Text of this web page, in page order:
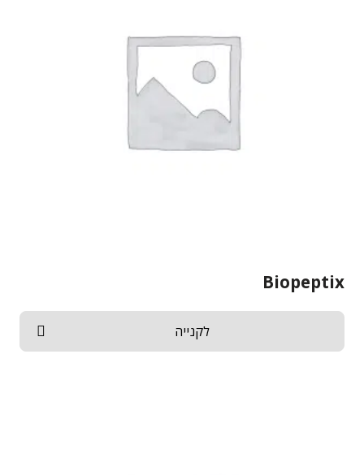
Biopeptix
לקנייה